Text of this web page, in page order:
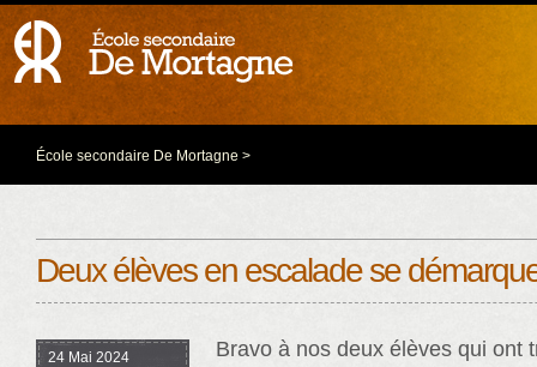
École secondaire De Mortagne >
Deux élèves en escalade se
24 Mai 2024
Bravo à nos deux élèves qui ont